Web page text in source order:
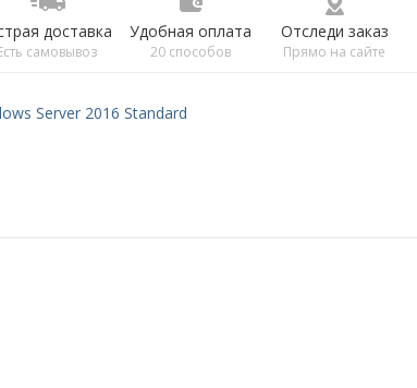
доставка
самовывоз
Удобная оплата
20 способов
Отследи заказ
Прямо на сайте
Server 2016 Standard